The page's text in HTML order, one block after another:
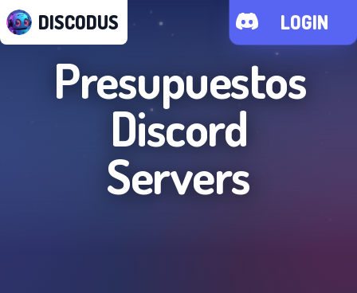
DISCODUS LOGIN
Presupuestos
Discord
Servers